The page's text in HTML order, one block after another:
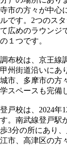
寺市の方々が中心
ルです。2つのス
て広めのラウンジ
の１つです。
調布校は、京王線
甲州街道沿いにあ
城市、多摩市の方
学スペースも完備
登戸校は、2024年
す。南武線登戸駅
歩3分の所にあり
江市、高津区の方